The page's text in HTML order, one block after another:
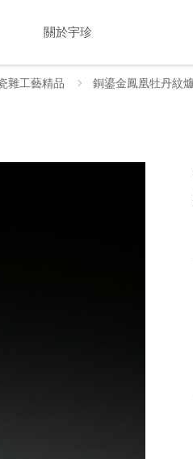
關於宇珍
雜工藝精品 銅鎏金鳳凰牡丹紋爐